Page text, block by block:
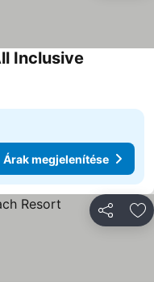
Inclusive
Árak megjelenítése